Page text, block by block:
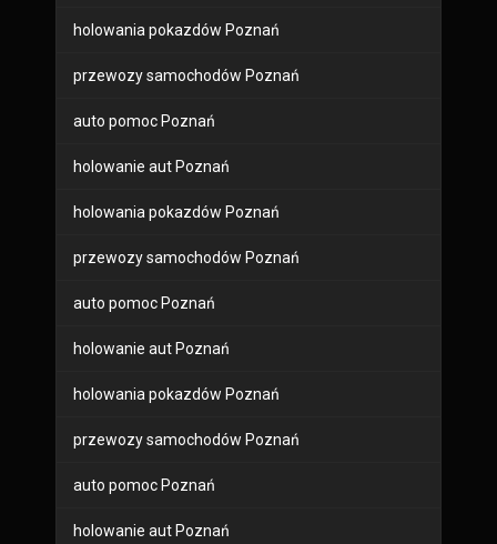
holowania pokazdów Poznań
przewozy samochodów Poznań
auto pomoc Poznań
holowanie aut Poznań
holowania pokazdów Poznań
przewozy samochodów Poznań
auto pomoc Poznań
holowanie aut Poznań
holowania pokazdów Poznań
przewozy samochodów Poznań
auto pomoc Poznań
holowanie aut Poznań